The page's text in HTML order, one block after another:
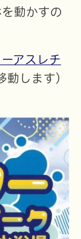
動かすの
ーアスレチ
動します）